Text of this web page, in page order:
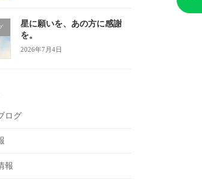
星に願いを、あの方に感謝
を。
2026年7月4日
ログ
報